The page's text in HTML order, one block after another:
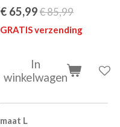
€ 65,99€ 85,99
GRATIS verzending
In
winkelwagen
maat L